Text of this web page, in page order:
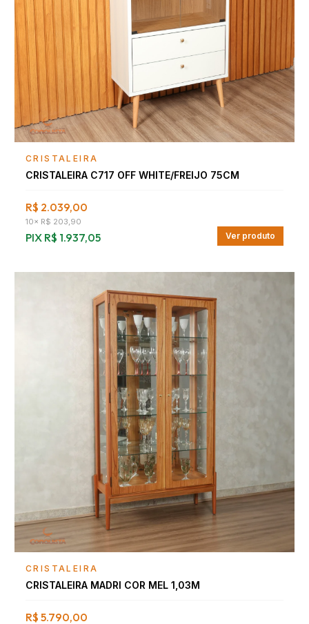
CRISTALEIRA
CRISTALEIRA C717 OFF WHITE/FREIJO 75CM
R$ 2.039,00
10× R$ 203,90
PIX R$ 1.937,05 Ver produto
CRISTALEIRA
CRISTALEIRA MADRI COR MEL 1,03M
R$ 5.790,00